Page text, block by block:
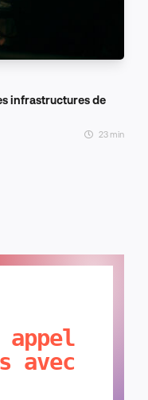
infrastructures de
23 min
avec